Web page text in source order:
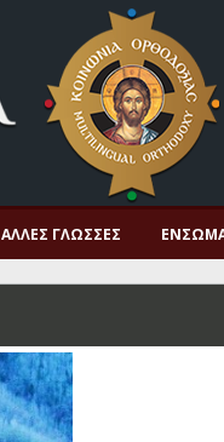
ΆΛΛΕΣ ΓΛΏΣΣΕΣ